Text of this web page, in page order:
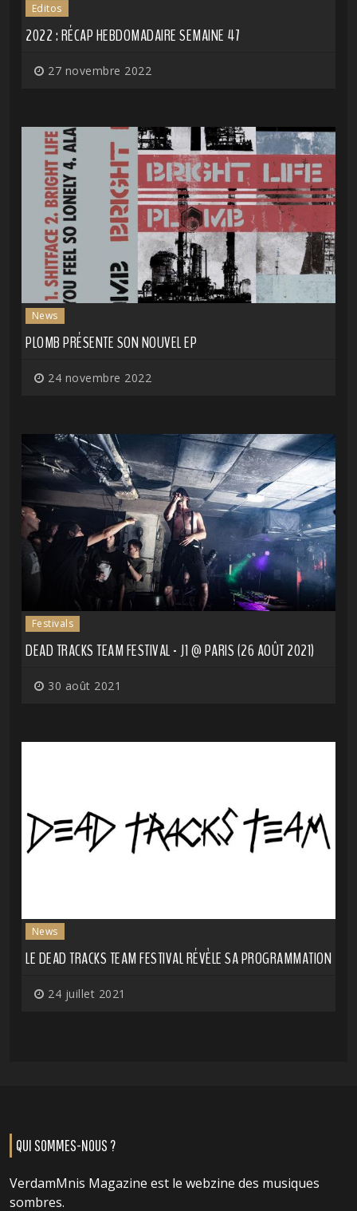
Editos
2022 : RÉCAP HEBDOMADAIRE SEMAINE 47
27 novembre 2022
News
PLOMB PRÉSENTE SON NOUVEL EP
24 novembre 2022
Festivals
DEAD TRACKS TEAM FESTIVAL - J1 @ PARIS (26 AOÛT 2021)
30 août 2021
News
LE DEAD TRACKS TEAM FESTIVAL RÉVÈLE SA PROGRAMMATION
24 juillet 2021
QUI SOMMES-NOUS ?
VerdamMnis Magazine est le webzine des musiques
sombres.